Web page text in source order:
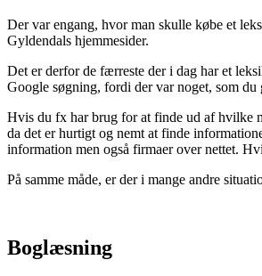
Der var engang, hvor man skulle købe et
Gyldendals hjemmesider.
Det er derfor de færreste der i dag har et
Google søgning, fordi der var noget, som du
Hvis du fx har brug for at finde ud af hvilke
da det er hurtigt og nemt at finde
information men også firmaer over nettet.
På samme måde, er der i mange andre
Boglæsning